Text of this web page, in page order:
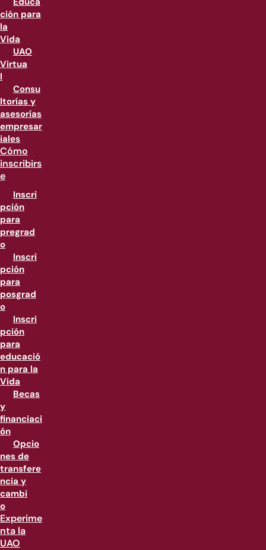
ción para
la
Vida
UAO
Virtua
l
Consu
ltorías y
asesorías
empresar
iales
Cómo
inscribirs
e
Inscri
pción
para
pregrad
o
Inscri
pción
para
posgrad
o
Inscri
pción
para
educació
n para la
Vida
Becas
y
financiaci
ón
Opcio
nes de
transfere
ncia y
cambi
o
Experime
nta la
UAO